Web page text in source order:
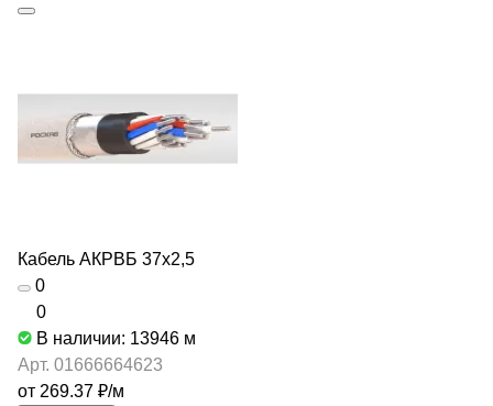
Кабель АКРВБ 37х2,5
0
0
В наличии: 13946 м
Арт. 01666664623
от 269.37 ₽/м